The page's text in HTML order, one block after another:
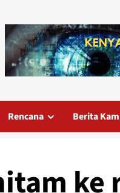
Rencana Berita
ke